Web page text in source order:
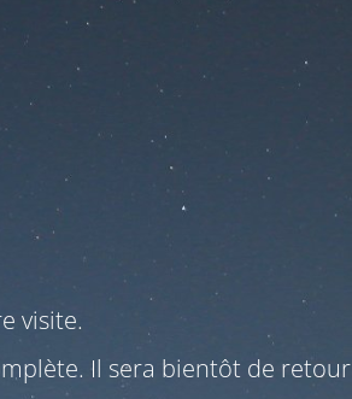
visite.
Il sera bientôt de retour